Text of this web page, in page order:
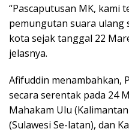
“Pascaputusan MK, kami
pemungutan suara ulang
kota sejak tanggal 22
jelasnya.
Afifuddin menambahkan,
secara serentak pada 24
Mahakam Ulu
(Sulawesi Se-latan), dan